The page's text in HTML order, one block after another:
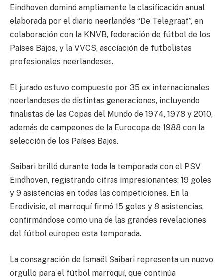
Eindhoven dominó ampliamente la clasificación anual
elaborada por el diario neerlandés “De Telegraaf”, en
colaboración con la KNVB, federación de fútbol de los
Países Bajos, y la VVCS, asociación de futbolistas
profesionales neerlandeses.
El jurado estuvo compuesto por 35 ex internacionales
neerlandeses de distintas generaciones, incluyendo
finalistas de las Copas del Mundo de 1974, 1978 y 2010,
además de campeones de la Eurocopa de 1988 con la
selección de los Países Bajos.
Saibari brilló durante toda la temporada con el PSV
Eindhoven, registrando cifras impresionantes: 19 goles
y 9 asistencias en todas las competiciones. En la
Eredivisie, el marroquí firmó 15 goles y 8 asistencias,
confirmándose como una de las grandes revelaciones
del fútbol europeo esta temporada.
La consagración de Ismaël Saibari representa un nuevo
orgullo para el fútbol marroquí, que continúa